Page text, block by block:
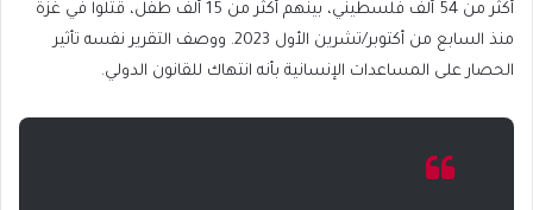
أكثر من 54 ألف فلسطيني، بينهم أكثر من 15 ألف طفل، قُتلوا في غزة
منذ السابع من أكتوبر/تشرين الأول 2023. ووصف التقرير نفسه تأثير
الحصار على المساعدات الإنسانية بأنه انتهاك للقانون الدولي.